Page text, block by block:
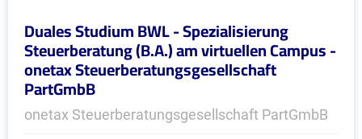
Duales Studium BWL - Spezialisierung
Steuerberatung (B.A.) am virtuellen Campus -
onetax Steuerberatungsgesellschaft
PartGmbB
onetax Steuerberatungsgesellschaft PartGmbB